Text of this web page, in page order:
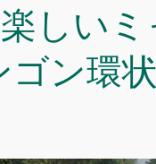
しいミ
ゴン環